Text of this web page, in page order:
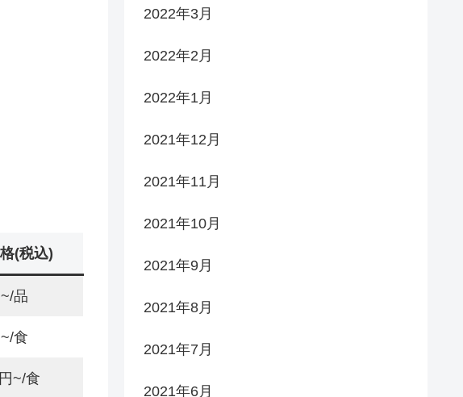
(税込)
品
食
~/食
2022年3月
2022年2月
2022年1月
2021年12月
2021年11月
2021年10月
2021年9月
2021年8月
2021年7月
2021年6月